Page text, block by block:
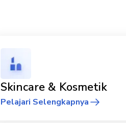
Skincare & Kosmetik
Pelajari Selengkapnya